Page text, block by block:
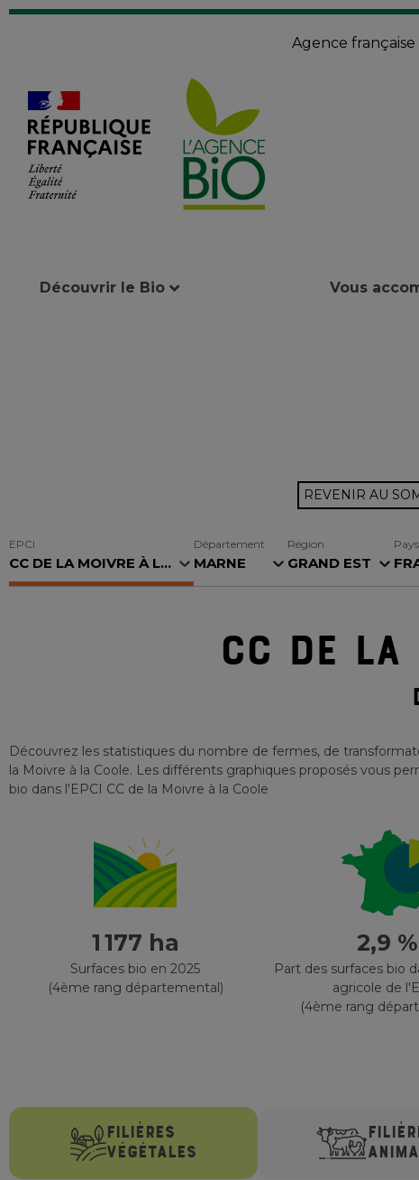
Agence
Découvrir le Bio Vous
REVENIR AU
EPCI
CC DE LA MOIVRE À L...
Département
MARNE
Région
GRAND EST
Pays
CC DE LA
Découvrez les statistiques du nombre de fermes, de
la Moivre à la Coole. Les différents graphiques proposés vous
bio dans l'EPCI CC de la Moivre à la Coole
1 177 ha
Surfaces bio en 2025
(4ème rang départemental)
2,9 %
Part des surfaces bio
agricole de
(4ème rang
FILIÈRES
VÉGÉTALES